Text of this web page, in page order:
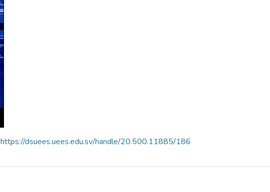
https://dsuees.uees.edu.sv/handle/20.500.11885/186